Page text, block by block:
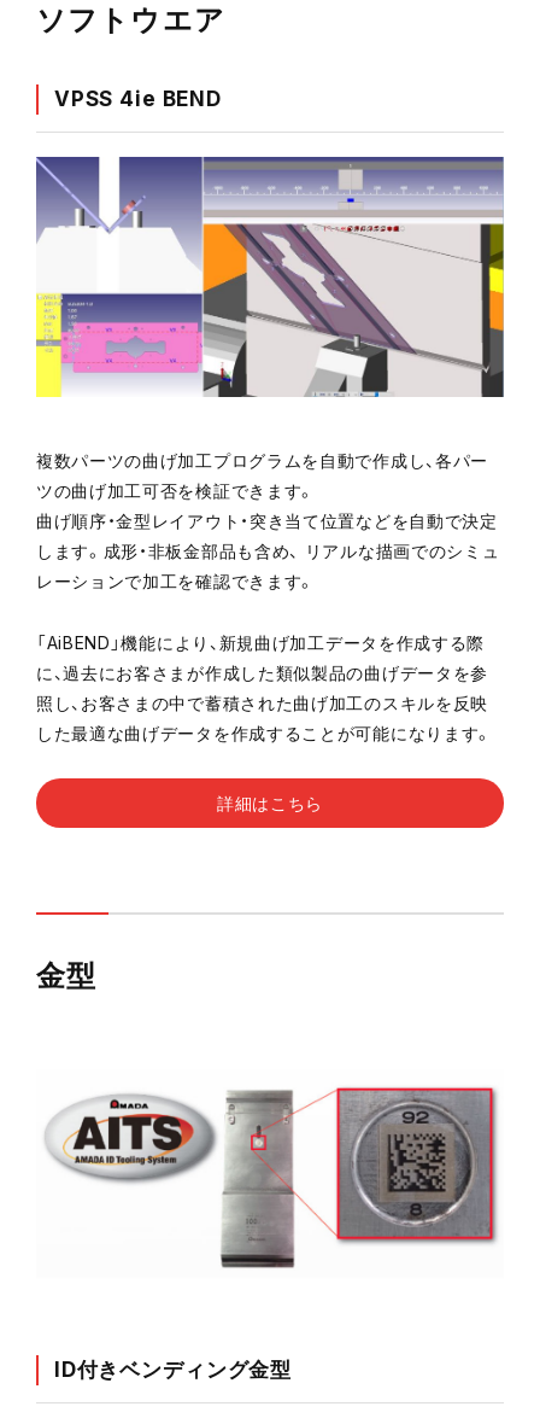
ソフトウエア
VPSS 4ie BEND
複数パーツの曲げ加工プログラムを自動で作成し、各パー
ツの曲げ加工可否を検証できます。
曲げ順序・金型レイアウト・突き当て位置などを自動で決定
します。成形・非板金部品も含め、 リアルな描画でのシミュ
レーションで加工を確認できます。
「AiBEND」機能により、新規曲げ加工データを作成する際
に、過去にお客さまが作成した類似製品の曲げデータを参
照し、お客さまの中で蓄積された曲げ加工のスキルを反映
した最適な曲げデータを作成することが可能になります。
詳細はこちら
金型
ID付きベンディング金型